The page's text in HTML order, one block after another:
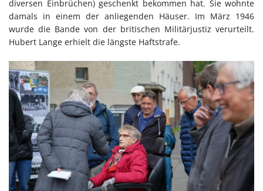
diversen Einbrüchen) geschenkt bekommen hat. Sie wohnte
damals in einem der anliegenden Häuser. Im März 1946
wurde die Bande von der britischen Militärjustiz verurteilt.
Hubert Lange erhielt die längste Haftstrafe.